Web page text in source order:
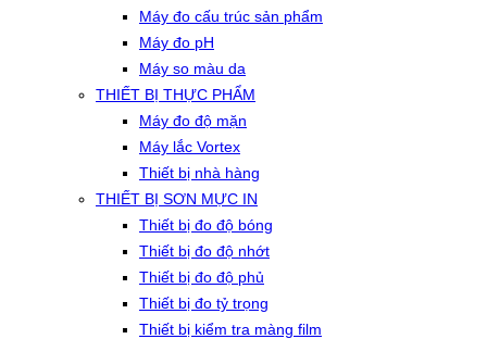
Máy đo cấu trúc sản phẩm
Máy đo pH
Máy so màu da
THIẾT BỊ THỰC PHẨM
Máy đo độ mặn
Máy lắc Vortex
Thiết bị nhà hàng
THIẾT BỊ SƠN MỰC IN
Thiết bị đo độ bóng
Thiết bị đo độ nhớt
Thiết bị đo độ phủ
Thiết bị đo tỷ trọng
Thiết bị kiểm tra màng film